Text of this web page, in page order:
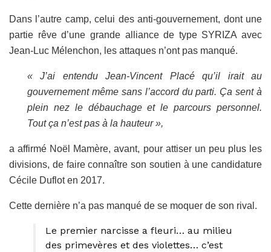
Dans l’autre camp, celui des anti-gouvernement, dont une
partie rêve d’une grande alliance de type SYRIZA avec
Jean-Luc Mélenchon, les attaques n’ont pas manqué.
« J’ai entendu Jean-Vincent Placé qu’il irait au
gouvernement même sans l’accord du parti. Ça sent à
plein nez le débauchage et le parcours personnel.
Tout ça n’est pas à la hauteur »,
a affirmé Noël Mamère, avant, pour attiser un peu plus les
divisions, de faire connaître son soutien à une candidature
Cécile Duflot en 2017.
Cette dernière n’a pas manqué de se moquer de son rival.
Le premier narcisse a fleuri… au milieu
des primevères et des violettes… c’est